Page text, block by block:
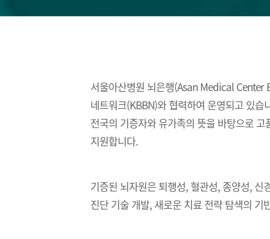
서울아산병원 뇌은행(Asan Medical Center
네트워크(KBBN)와 협력하여 운영되고 있습
전국의 기증자와 유가족의 뜻을 바탕으로
지원합니다.
기증된 뇌자원은 퇴행성, 혈관성, 종양성,
진단 기술 개발, 새로운 치료 전략 탐색의 기